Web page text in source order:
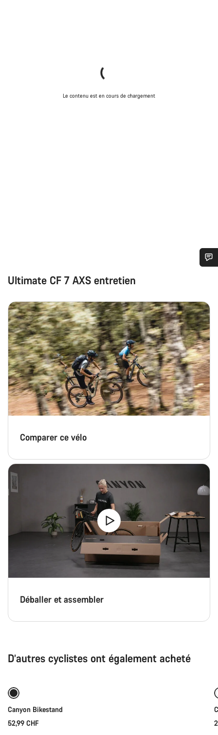
Le contenu est en cours de chargement
Ultimate CF 7 AXS entretien
Comparer ce vélo
Déballer et assembler
D’autres cyclistes ont également acheté
Ajouter au panier
Canyon Bikestand
52,99 CHF
Besoin d’aide ?
Nos experts du service client vous attendent pour
répondre à vos questions.
Démarrer le Chat
Fermer